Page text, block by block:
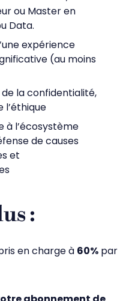
ou Master en
Data.
expérience
(au moins
de la confidentialité,
l’éthique
à l’écosystème
de causes
et
:
en charge à 60% par